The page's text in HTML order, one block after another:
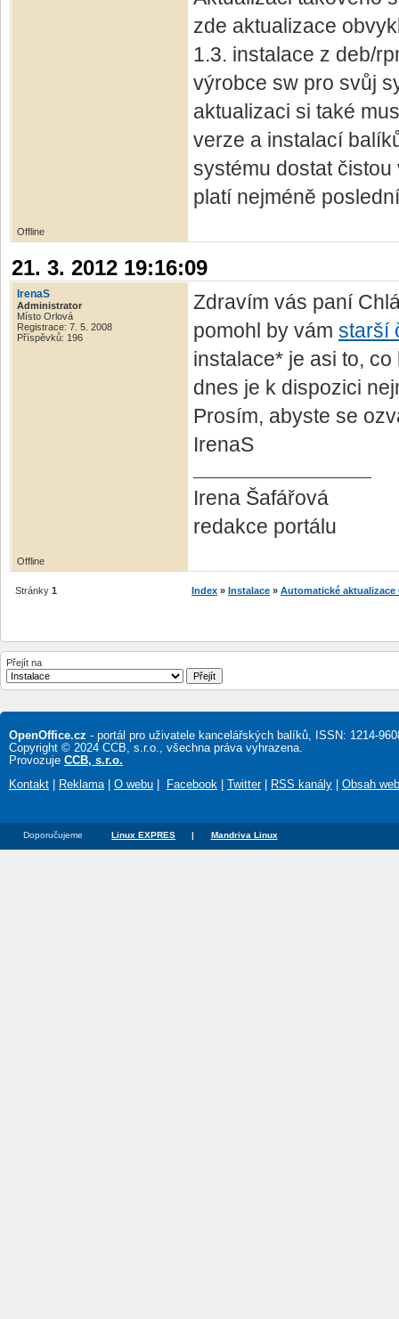
zde aktualizace
1.3. instalace z deb/
výrobce sw pro svůj
aktualizaci si také
verze a instalací
systému dostat
platí nejméně
Offline
21. 3. 2012 19:16:09
IrenaS
Administrator
Místo Orlová
Registrace: 7. 5. 2008
Příspěvků: 196
Zdravím vás paní
pomohl by vám starší
instalace* je asi to,
dnes je k dispozici
Prosím, abyste se
IrenaS
Irena Šafářová
redakce portálu
Offline
Stránky 1 Index » Instalace » Automatické
Přejít na
OpenOffice.cz - portál pro uživatele kancelářských balíků, ISSN: 1214-
Copyright © 2024 CCB, s.r.o., všechna práva vyhrazena.
Provozuje CCB, s.r.o.
Kontakt
Reklama| O webu Facebook Twitter| RSS kanály Obsah
Doporučujeme Linux EXPRES | Mandriva Linux